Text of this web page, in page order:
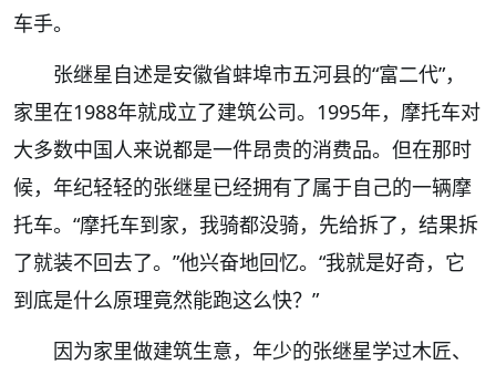
车手。
张继星自述是安徽省蚌埠市五河县的“富二代”，
家里在1988年就成立了建筑公司。1995年，摩托车对
大多数中国人来说都是一件昂贵的消费品。但在那时
候，年纪轻轻的张继星已经拥有了属于自己的一辆摩
托车。“摩托车到家，我骑都没骑，先给拆了，结果拆
了就装不回去了。”他兴奋地回忆。“我就是好奇，它
到底是什么原理竟然能跑这么快？”
因为家里做建筑生意，年少的张继星学过木匠、